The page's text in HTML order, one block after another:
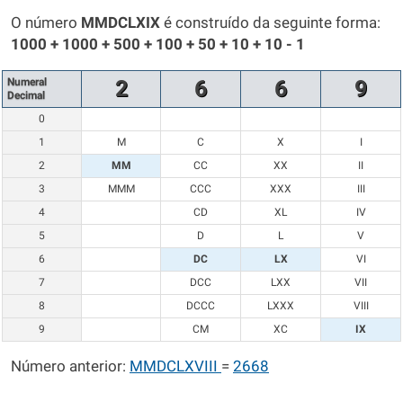
O número MMDCLXIX é construído da seguinte forma:
1000 + 1000 + 500 + 100 + 50 + 10 + 10 - 1
Numeral
Decimal
2 6 6 9
0
1
M C X
I
2
MM CC XX
II
3
MMM CCC XXX
III
4
CD XL
IV
5
D L
V
6
DC LX
VI
7
DCC LXX
VII
8
DCCC LXXX
VIII
9
CM XC IX
Número anterior: MMDCLXVIII = 2668